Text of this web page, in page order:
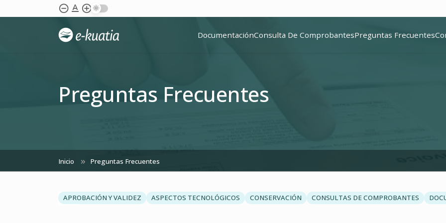
Saltar al contenido principal
remove_circle_outline text_format add_circle_outline
DocumentaciónConsulta De ComprobantesPreguntas Frecuentes
Preguntas Frecuentes
Inicio Preguntas Frecuentes
chevron_leftAPROBACIÓN Y VALIDEZ ASPECTOS TECNOLÓGICOS CONSERVACIÓN CONSULTAS DE COMPROBANTES